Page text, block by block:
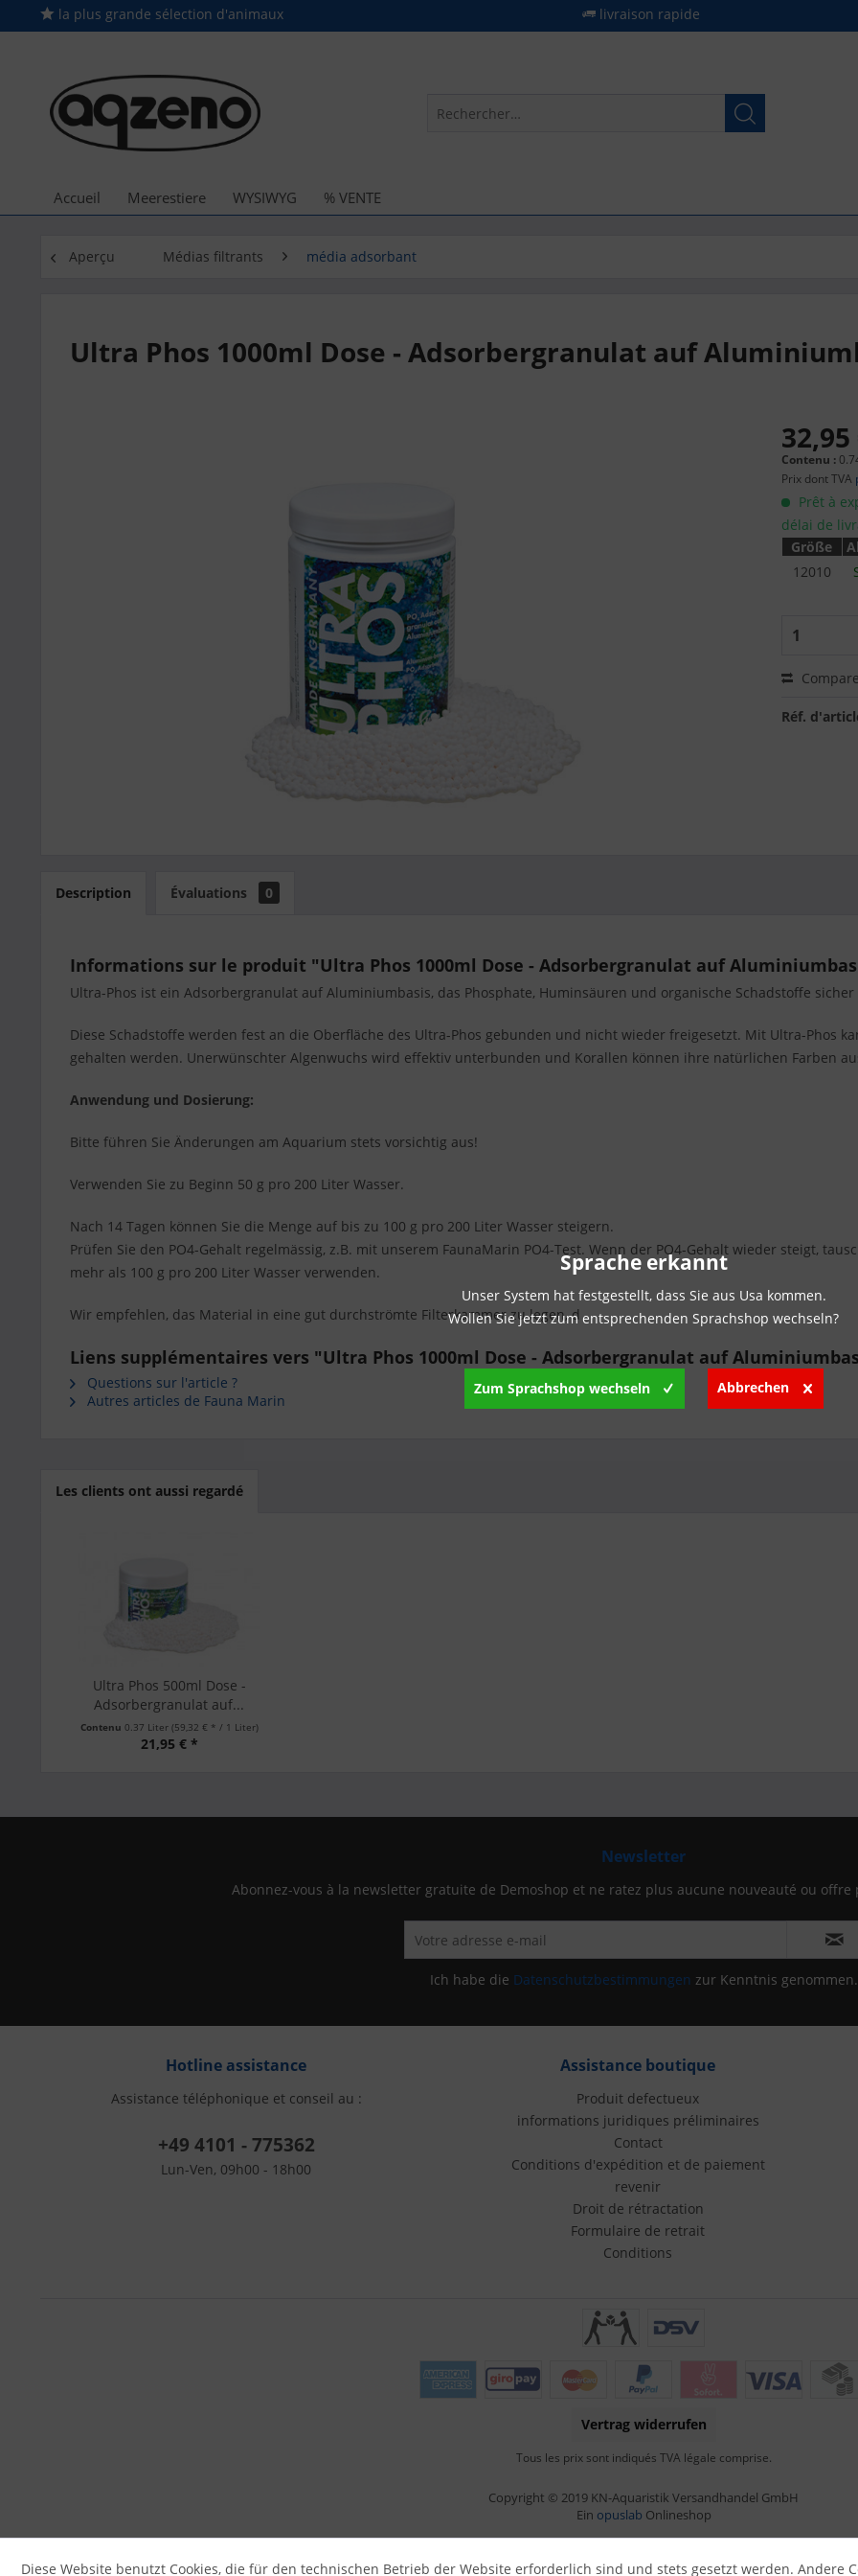
la plus grande sélection d'animaux livraison rapide
Accueil Meerestiere WYSIWYG % VENTE
Aperçu Médias filtrants média adsorbant
Ultra Phos 1000ml Dose - Adsorbergranulat auf
Contenu :
Prix dont TVA
Prêt à
délai de
Größe
12010
Réf.
Description Évaluations 0
Informations sur le produit "Ultra Phos 1000ml Dose - Adsorbergranulat auf
Ultra-Phos ist ein Adsorbergranulat auf Aluminiumbasis, das Phosphate, Huminsäuren und organische Schadstoffe
Diese Schadstoffe werden fest an die Oberfläche des Ultra-Phos gebunden und nicht wieder freigesetzt. Mit Ultra-Phos
gehalten werden. Unerwünschter Algenwuchs wird effektiv unterbunden und Korallen können ihre natürlichen Farben
Anwendung und Dosierung:
Bitte führen Sie Änderungen am Aquarium stets vorsichtig aus!
Verwenden Sie zu Beginn 50 g pro 200 Liter Wasser.
Nach 14 Tagen können Sie die Menge auf bis zu 100 g pro 200 Liter Wasser steigern.
Prüfen Sie den PO4-Gehalt regelmässig, z.B. mit unserem FaunaMarin PO4-Test. Wenn der PO4-Gehalt wieder steigt,
mehr als 100 g pro 200 Liter Wasser verwenden.
Wir empfehlen, das Material in eine gut durchströmte Filterkammer zu legen, d
Liens supplémentaires vers "Ultra Phos 1000ml Dose - Adsorbergranulat auf
Questions sur l'article ?
Autres articles de Fauna Marin
Les clients ont aussi regardé
Ultra Phos 500ml Dose -
Adsorbergranulat auf...
Contenu 0.37 Liter (59,32 € * / 1 Liter)
21,95 € *
Hotline assistance
Assistance téléphonique et conseil au :
+49 4101 - 775362
Lun-Ven, 09h00 - 18h00
Assistance boutique
Produit defectueux
informations juridiques préliminaires
Contact
Conditions d'expédition et de paiement
revenir
Droit de rétractation
Formulaire de retrait
Conditions
Newsletter
Abonnez-vous à la newsletter gratuite de Demoshop et ne ratez plus aucune nouveauté ou
Ich habe die Datenschutzbestimmungen zur Kenntnis genommen.
Vertrag widerrufen
Tous les prix sont indiqués TVA légale comprise.
Copyright © 2019 KN-Aquaristik Versandhandel GmbH
Ein opuslab Onlineshop
Diese Website benutzt Cookies, die für den technischen Betrieb der Website erforderlich sind und stets gesetzt werden. Andere
Sprache erkannt
Unser System hat festgestellt, dass Sie aus Usa kommen.
Wollen Sie jetzt zum entsprechenden Sprachshop wechseln?
Zum Sprachshop wechseln Abbrechen